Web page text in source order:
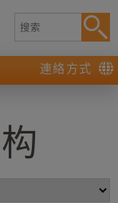
連絡方式